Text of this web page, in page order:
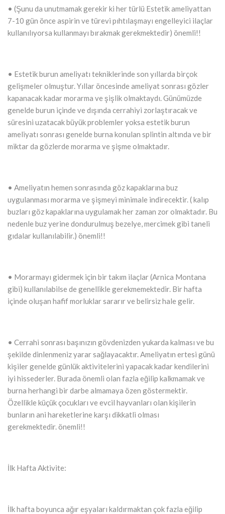
• (Şunu da unutmamak gerekir ki her türlü Estetik ameliyattan
7-10 gün önce aspirin ve türevi pıhtılaşmayı engelleyici ilaçlar
kullanılıyorsa kullanmayı bırakmak gerekmektedir) önemli!!
• Estetik burun ameliyatı tekniklerinde son yıllarda birçok
gelişmeler olmuştur. Yıllar öncesinde ameliyat sonrası gözler
kapanacak kadar morarma ve şişlik olmaktaydı. Günümüzde
genelde burun içinde ve dışında cerrahiyi zorlaştıracak ve
süresini uzatacak büyük problemler yoksa estetik burun
ameliyatı sonrası genelde burna konulan splintin altında ve bir
miktar da gözlerde morarma ve şişme olmaktadır.
• Ameliyatın hemen sonrasında göz kapaklarına buz
uygulanması morarma ve şişmeyi minimale indirecektir. ( kalıp
buzları göz kapaklarına uygulamak her zaman zor olmaktadır. Bu
nedenle buz yerine dondurulmuş bezelye, mercimek gibi taneli
gıdalar kullanılabilir.) önemli!!
• Morarmayı gidermek için bir takım ilaçlar (Arnica Montana
gibi) kullanılabilse de genellikle gerekmemektedir. Bir hafta
içinde oluşan hafif morluklar sararır ve belirsiz hale gelir.
• Cerrahi sonrası başınızın gövdenizden yukarda kalması ve bu
şekilde dinlenmeniz yarar sağlayacaktır. Ameliyatın ertesi günü
kişiler genelde günlük aktivitelerini yapacak kadar kendilerini
iyi hissederler. Burada önemli olan fazla eğilip kalkmamak ve
burna herhangi bir darbe almamaya özen göstermektir.
Özellikle küçük çocukları ve evcil hayvanları olan kişilerin
bunların ani hareketlerine karşı dikkatli olması
gerekmektedir. önemli!!
İlk Hafta Aktivite:
İlk hafta boyunca ağır eşyaları kaldırmaktan çok fazla eğilip